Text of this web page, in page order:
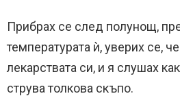
Прибрах се след полунощ,
температурата ѝ, уверих се,
лекарствата си, и я слушах
струва толкова скъпо.